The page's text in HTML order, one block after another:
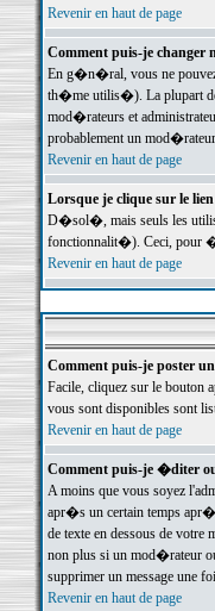
Revenir en haut de page
Comment puis-je changer
En g�n�ral, vous ne pouvez
th�me utilis�). La plupart
mod�rateurs et
probablement un
Revenir en haut de page
Lorsque je clique sur le
D�sol�, mais seuls les
fonctionnalit�). Ceci, pour
Revenir en haut de page
Comment puis-je poster
Facile, cliquez sur le bouton
vous sont disponibles sont
Revenir en haut de page
Comment puis-je �diter
A moins que vous soyez
apr�s un certain temps
de texte en dessous de
non plus si un mod�rateur
supprimer un message une
Revenir en haut de page